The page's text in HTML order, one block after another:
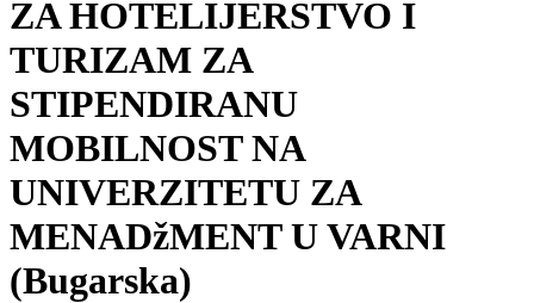
ZA HOTELIJERSTVO I
TURIZAM ZA
STIPENDIRANU
MOBILNOST NA
UNIVERZITETU ZA
MENADžMENT U VARNI
(Bugarska)